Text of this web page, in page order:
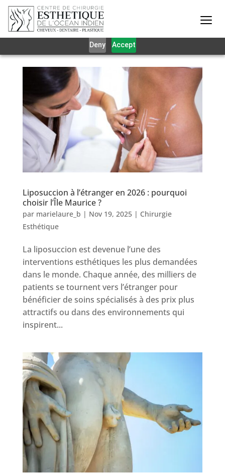
Our website uses cookies to give you the best and most
relevant experience. By clicking on accept, you give your
consent to the use of cookies as per our privacy policy.
Deny Accept
Liposuccion à l’étranger en 2026 : pourquoi
choisir l’Île Maurice ?
par marielaure_b | Nov 19, 2025| Chirurgie
Esthétique
La liposuccion est devenue l’une des
interventions esthétiques les plus demandées
dans le monde. Chaque année, des milliers de
patients se tournent vers l’étranger pour
bénéficier de soins spécialisés à des prix plus
attractifs ou dans des environnements qui
inspirent...